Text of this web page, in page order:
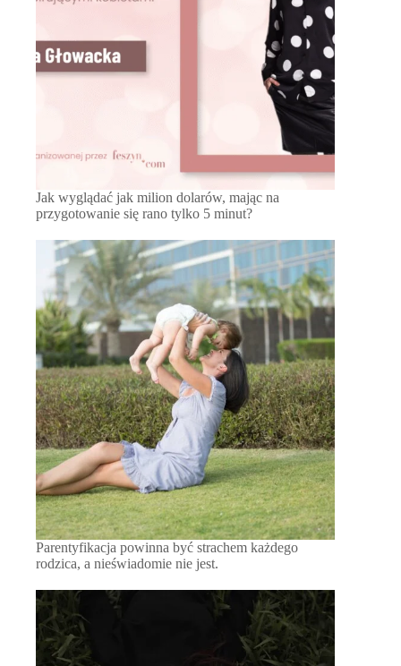
Jak wyglądać jak milion dolarów, mając na
przygotowanie się rano tylko 5 minut?
Parentyfikacja powinna być strachem każdego
rodzica, a nieświadomie nie jest.